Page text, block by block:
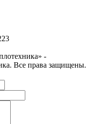
-
Все права защищены.